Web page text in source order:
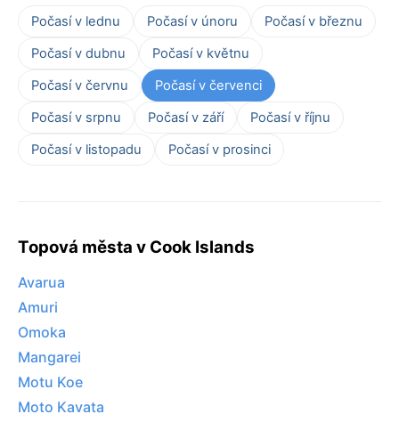
Počasí v lednu Počasí v únoru
Počasí v březnu
Počasí v dubnu
Počasí v květnu
Počasí v červnu
Počasí v červenci
Počasí v srpnu
Počasí v září
Počasí v říjnu
Počasí v listopadu
Počasí v prosinci
Topová města v Cook Islands
Avarua
Amuri
Omoka
Mangarei
Motu Koe
Moto Kavata